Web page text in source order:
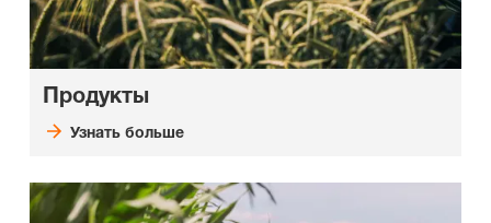
Продукты
Узнать больше